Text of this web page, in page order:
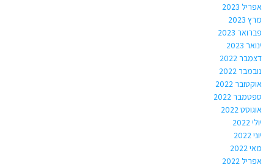
אפריל 2023
מרץ 2023
פברואר 2023
ינואר 2023
דצמבר 2022
נובמבר 2022
אוקטובר 2022
ספטמבר 2022
אוגוסט 2022
יולי 2022
יוני 2022
מאי 2022
אפריל 2022